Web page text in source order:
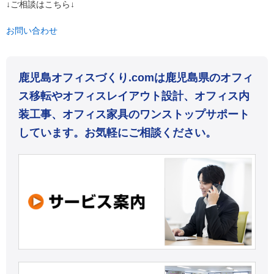
↓ご相談はこちら↓
お問い合わせ
鹿児島オフィスづくり.comは鹿児島県のオフィ
ス移転やオフィスレイアウト設計、オフィス内
装工事、オフィス家具のワンストップサポート
しています。お気軽にご相談ください。